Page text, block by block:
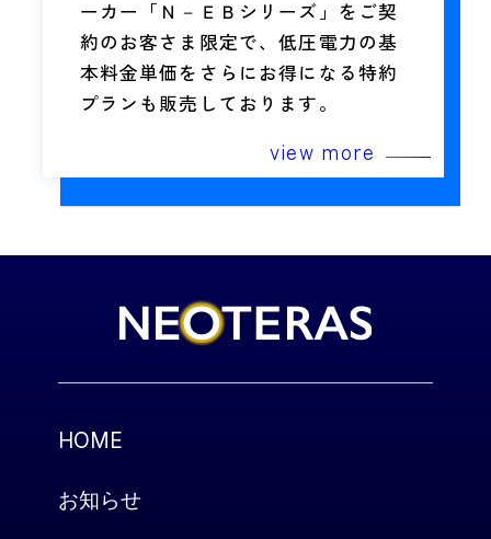
ーカー「Ｎ－ＥＢシリーズ」をご契
約のお客さま限定で、低圧電力の基
本料金単価をさらにお得になる特約
プランも販売しております。
view more
HOME
お知らせ